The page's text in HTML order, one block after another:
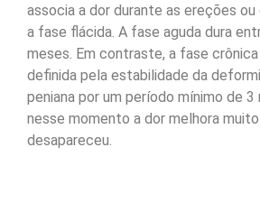
associa a dor durante as ereções ou
a fase flácida. A fase aguda dura
meses. Em contraste, a fase crônica
definida pela estabilidade da
peniana por um período mínimo de 3
nesse momento a dor melhora
desapareceu.